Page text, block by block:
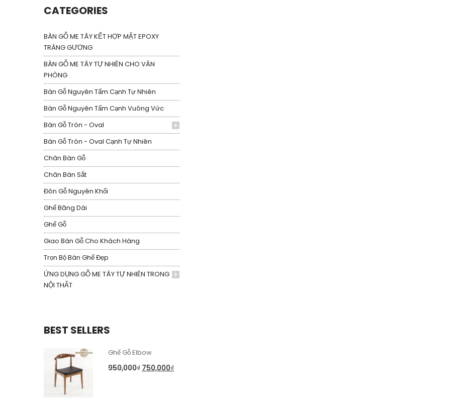
CATEGORIES
BÀN GỖ ME TÂY KẾT HỢP MẶT EPOXY
TRÁNG GƯƠNG
BÀN GỖ ME TÂY TỰ NHIÊN CHO VĂN
PHÒNG
Bàn Gỗ Nguyên Tấm Cạnh Tự Nhiên
Bàn Gỗ Nguyên Tấm Cạnh Vuông Vức
Bàn Gỗ Tròn - Oval
Bàn Gỗ Tròn - Oval Cạnh Tự Nhiên
Chân Bàn Gỗ
Chân Bàn Sắt
Đôn Gỗ Nguyên Khối
Ghế Băng Dài
Ghế Gỗ
Giao Bàn Gỗ Cho Khách Hàng
Trọn Bộ Bàn Ghế Đẹp
ỨNG DỤNG GỖ ME TÂY TỰ NHIÊN TRONG
NỘI THẤT
BEST SELLERS
Ghế Gỗ Elbow
950,000₫ 750,000₫